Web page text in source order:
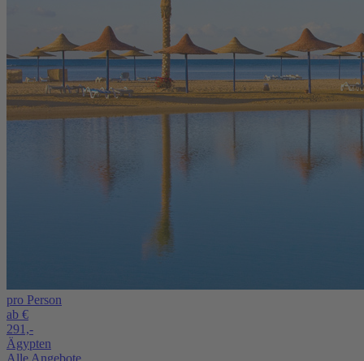
pro Person
ab €
291,-
Ägypten